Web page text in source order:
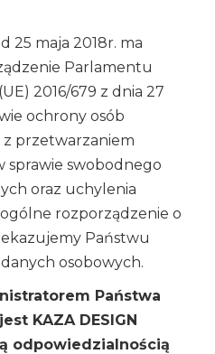
25 maja 2018r. ma
Parlamentu
2016/679 z dnia 27
ochrony osób
przetwarzaniem
sprawie swobodnego
oraz uchylenia
rozporządzenie o
Państwu
osobowych.
Państwa
KAZA DESIGN
odpowiedzialnością